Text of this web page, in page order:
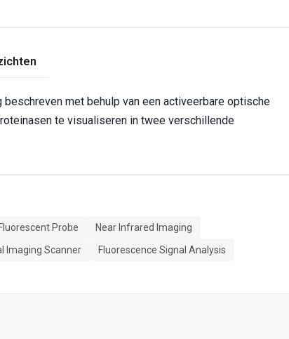
met behulp van een activeerbare optische
te visualiseren in twee verschillende
Probe
Near Infrared Imaging
Imaging Scanner
Fluorescence Signal Analysis